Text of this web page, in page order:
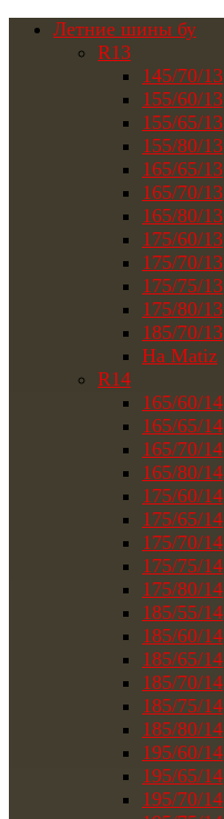
Летние шины бу
R13
145/70/13
155/60/13
155/65/13
155/80/13
165/65/13
165/70/13
165/80/13
175/60/13
175/70/13
175/75/13
175/80/13
185/70/13
На Matiz
R14
165/60/14
165/65/14
165/70/14
165/80/14
175/60/14
175/65/14
175/70/14
175/75/14
175/80/14
185/55/14
185/60/14
185/65/14
185/70/14
185/75/14
185/80/14
195/60/14
195/65/14
195/70/14